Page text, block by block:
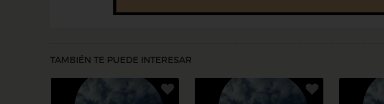
TAMBIÉN TE PUEDE INTERESAR